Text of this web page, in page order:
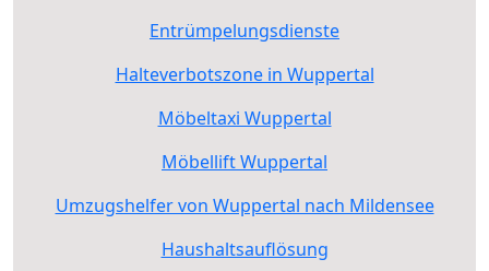
Entrümpelungsdienste
Halteverbotszone in Wuppertal
Möbeltaxi Wuppertal
Möbellift Wuppertal
Umzugshelfer von Wuppertal nach Mildensee
Haushaltsauflösung